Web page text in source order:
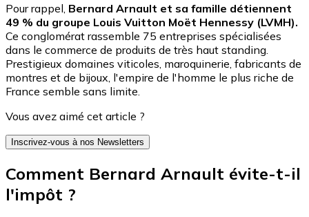
Pour rappel, Bernard Arnault et sa famille détiennent
49 % du groupe Louis Vuitton Moët Hennessy (LVMH).
Ce conglomérat rassemble 75 entreprises spécialisées
dans le commerce de produits de très haut standing.
Prestigieux domaines viticoles, maroquinerie, fabricants de
montres et de bijoux, l'empire de l'homme le plus riche de
France semble sans limite.
Vous avez aimé cet article ?
Inscrivez-vous à nos Newsletters
Comment Bernard Arnault évite-t-il
l'impôt ?